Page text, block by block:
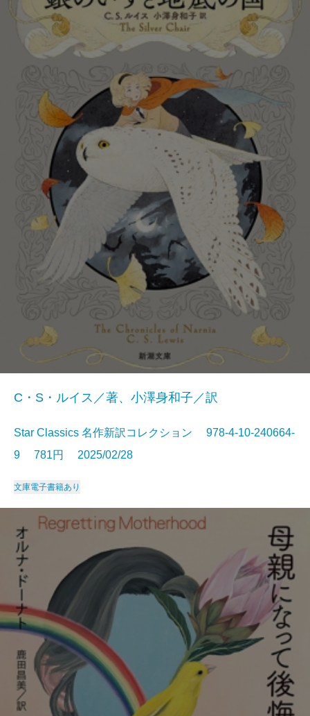
C・S・ルイス／著、小澤身和子／訳
Star Classics 名作新訳コレクション 978-4-10-240664-
9 781円 2025/02/28
文庫電子書籍あり